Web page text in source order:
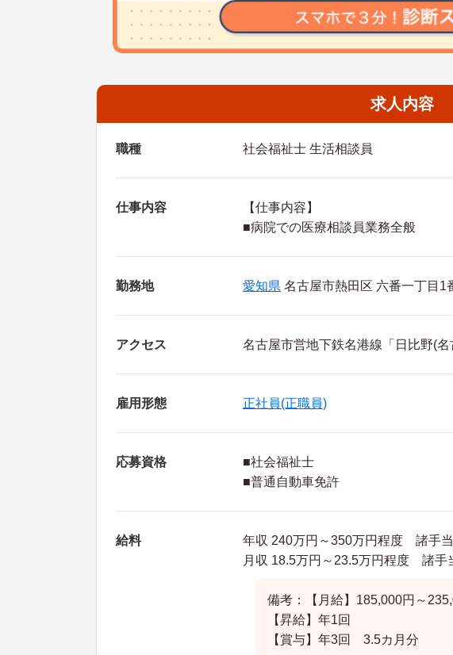
求人内容
職種 社会福祉士 生活相談員
仕事内容
【仕事内容】
■病院での医療相談員業務全般
勤務地 愛知県 名古屋市熱田区 六番一丁目1
アクセス 名古屋市営地下鉄名港線「日比野(
雇用形態 正社員(正職員)
応募資格
■社会福祉士
■普通自動車免許
給料
年収 240万円～350万円程度 諸手
月収 18.5万円～23.5万円程度 諸手
備考：【月給】185,000円～
【昇給】年1回
【賞与】年3回 3.5カ月分